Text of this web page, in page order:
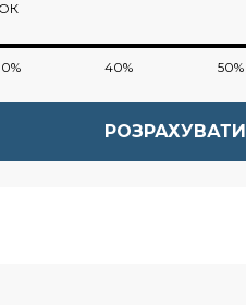
40% 50%
РОЗРАХУВАТИ